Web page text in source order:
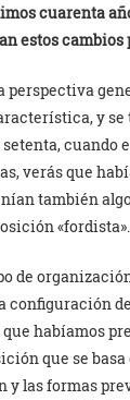
cuarenta
estos
perspectiva
y
setenta,
verás que
también
«fordista».
de
configuración
habíamos
que se
y las formas